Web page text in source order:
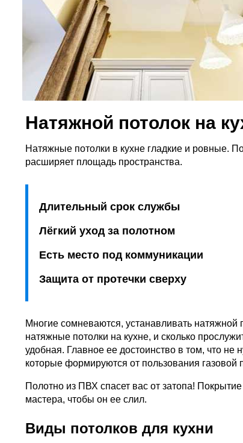
Натяжной потолок на
Натяжные потолки в кухне гладкие и ровные.
расширяет площадь пространства.
Длительный срок службы
Лёгкий уход за полотном
Есть место под коммуникации
Защита от протечки сверху
Многие сомневаются, устанавливать
натяжные потолки на кухне, и сколько
удобная. Главное ее достоинство в том, что
которые формируются от пользования газовой
Полотно из ПВХ спасет вас от затопа!
мастера, чтобы он ее слил.
Виды потолков для кухни